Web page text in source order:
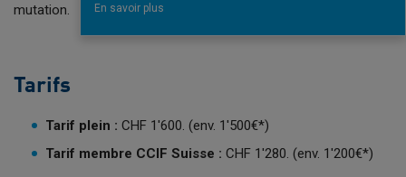
mutation.
Tarifs
Tarif plein : CHF 1'600. (env. 1'500€*)
Tarif membre CCIF Suisse : CHF 1'280. (env. 1'200€*)
En savoir plus